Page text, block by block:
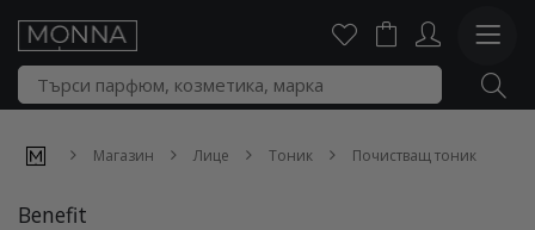
Магазин Лице Тоник Почистващ тоник
Benefit